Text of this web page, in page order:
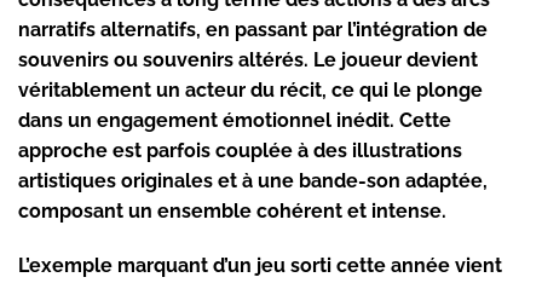
narratifs alternatifs, en passant par l’intégration de
souvenirs ou souvenirs altérés. Le joueur devient
véritablement un acteur du récit, ce qui le plonge
dans un engagement émotionnel inédit. Cette
approche est parfois couplée à des illustrations
artistiques originales et à une bande-son adaptée,
composant un ensemble cohérent et intense.
L’exemple marquant d’un jeu sorti cette année vient